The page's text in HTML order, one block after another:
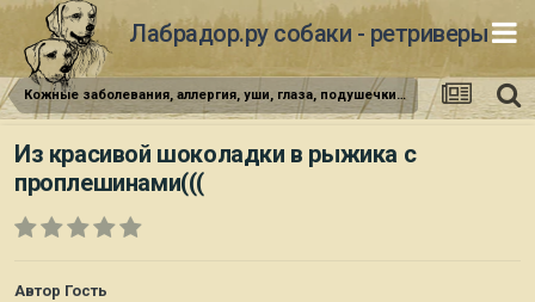
Лабрадор.ру собаки - ретриверы
Кожные заболевания, аллергия, уши, глаза, подушечки лап
Из красивой шоколадки в рыжика с
проплешинами(((
Автор Гость